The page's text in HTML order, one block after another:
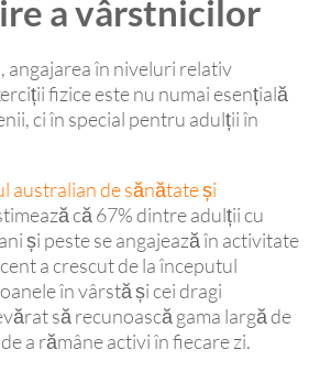
a vârstnicilor
angajarea în niveluri relativ
fizice este nu numai esențială
ci în special pentru adulții în
australian de sănătate și
că 67% dintre adulții cu
și peste se angajează în activitate
a crescut de la începutul
în vârstă și cei dragi
să recunoască gama largă de
a rămâne activi în fiecare zi.